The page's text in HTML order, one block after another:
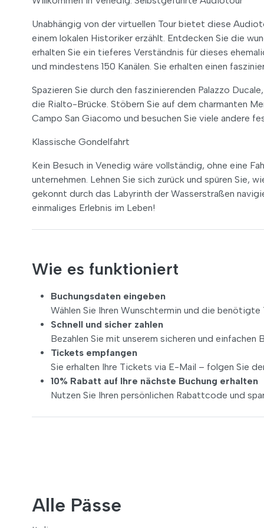
Unabhängig von der virtuellen Tour bietet diese
einem lokalen Historiker erzählt. Entdecken Sie die
erhalten Sie ein tieferes Verständnis für dieses
und mindestens 150 Kanälen. Sie erhalten einen
Spazieren Sie durch den faszinierenden Palazzo
die Rialto-Brücke. Stöbern Sie auf dem charmanten
Campo San Giacomo und besuchen Sie viele andere
Klassische Gondelfahrt
Kein Besuch in Venedig wäre vollständig, ohne eine
unternehmen. Lehnen Sie sich zurück und spüren Sie,
gekonnt durch das Labyrinth der Wasserstraßen
einmaliges Erlebnis im Leben!
Wie es funktioniert
Buchungsdaten eingeben
Wählen Sie Ihren Wunschtermin und die benötigte
Schnell und sicher zahlen
Bezahlen Sie mit unserem sicheren und einfachen
Tickets empfangen
Sie erhalten Ihre Tickets via E-Mail – folgen Sie
10% Rabatt auf Ihre nächste Buchung erhalten
Nutzen Sie Ihren persönlichen Rabattcode und
Alle Pässe